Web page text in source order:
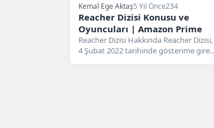
Kemal Ege Aktaş5 Yıl Önce234
Reacher Dizisi Konusu ve
Oyuncuları | Amazon Prime
Reacher Dizisi Hakkında Reacher Dizisi,
4 Şubat 2022 tarihinde gösterime giren